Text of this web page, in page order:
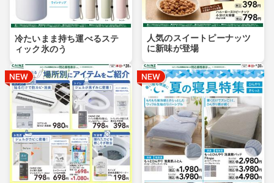
冷たいまま持ち運べるステ
ィック氷のう
人気のスイートピーナッツ
に新味が登場